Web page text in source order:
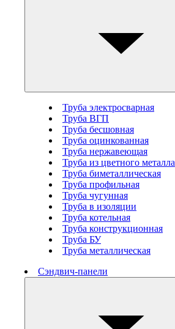
Труба электросварная
Труба ВГП
Труба бесшовная
Труба оцинкованная
Труба нержавеющая
Труба из цветного металла
Труба биметаллическая
Труба профильная
Труба чугунная
Труба в изоляции
Труба котельная
Труба конструкционная
Труба БУ
Труба металлическая
Сэндвич-панели